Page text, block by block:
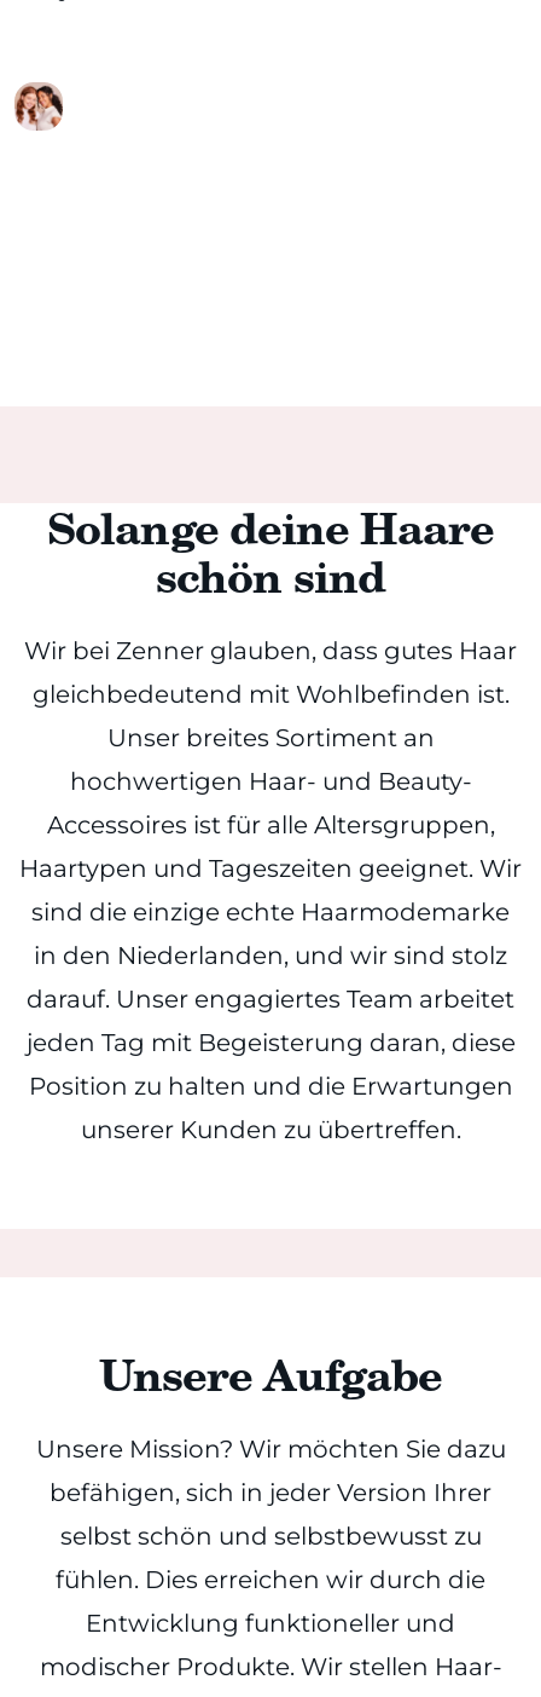
Solange deine Haare
schön sind
Wir bei Zenner glauben, dass gutes Haar
gleichbedeutend mit Wohlbefinden ist.
Unser breites Sortiment an
hochwertigen Haar- und Beauty-
Accessoires ist für alle Altersgruppen,
Haartypen und Tageszeiten geeignet. Wir
sind die einzige echte Haarmodemarke
in den Niederlanden, und wir sind stolz
darauf. Unser engagiertes Team arbeitet
jeden Tag mit Begeisterung daran, diese
Position zu halten und die Erwartungen
unserer Kunden zu übertreffen.
Unsere Aufgabe
Unsere Mission? Wir möchten Sie dazu
befähigen, sich in jeder Version Ihrer
selbst schön und selbstbewusst zu
fühlen. Dies erreichen wir durch die
Entwicklung funktioneller und
modischer Produkte. Wir stellen Haar-